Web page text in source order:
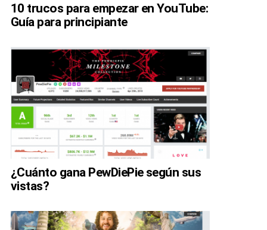
10 trucos para empezar en YouTube:
Guía para principiante
¿Cuánto gana PewDiePie según sus
vistas?